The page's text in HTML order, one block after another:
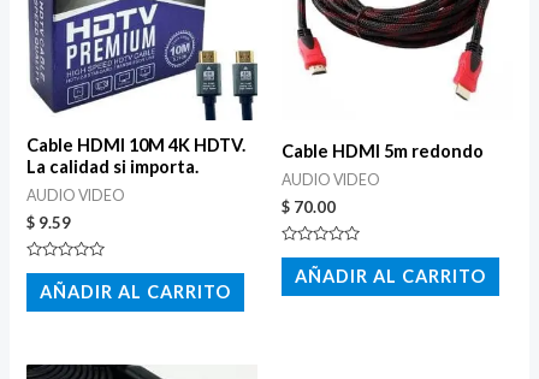
Cable HDMI 10M 4K HDTV.
La calidad si importa.
AUDIO VIDEO
$ 9.59
Valorado
con
de
AÑADIR AL CARRITO
Cable HDMI 5m redondo
AUDIO VIDEO
$ 70.00
Valorado
con
de
AÑADIR AL CARRITO